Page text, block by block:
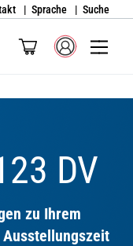
Sprache Suche
DV
zu Ihrem